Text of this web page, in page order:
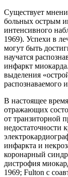
Существует
больных острым
интенсивного
1969). Успехи в
могут быть
научатся
инфаркт
выделения
распознаваемого
В настоящее
отражающих
от транзиторной
недостаточности
инфаркта и
коронарный
дистрофия
1969; Fulton с